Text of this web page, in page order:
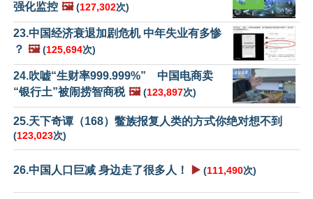
强化监控 🖼️ (127,302次)
23.中国经济衰退加剧危机 中年失业有多惨
？ 🖼️ (125,694次)
24.吹嘘“生财率999.999%” 中国电商卖
“银行土”被闹捞智商税 🖼️ (123,897次)
25.天下奇谭（168）鳖族报复人类的方式你绝对想不到
(123,023次)
26.中国人口巨减 身边走了很多人！ ▶️ (111,490次)